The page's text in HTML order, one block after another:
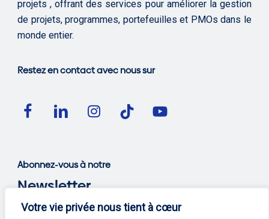
Votre vie privée nous tient à cœur
projets , offrant des services pour améliorer la gestion
de projets, programmes, portefeuilles et PMOs dans le
monde entier.
Restez en contact avec nous sur
Abonnez-vous à notre
Newsletter